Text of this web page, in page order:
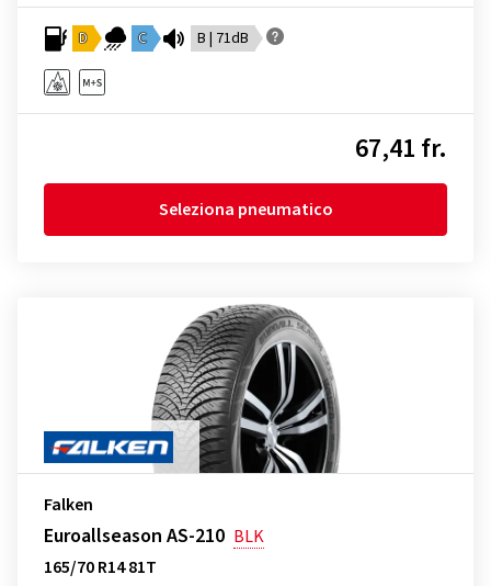
D C B | 71dB
67,41 fr.
Seleziona pneumatico
Falken
Euroallseason AS-210 BLK
165/70 R14 81T